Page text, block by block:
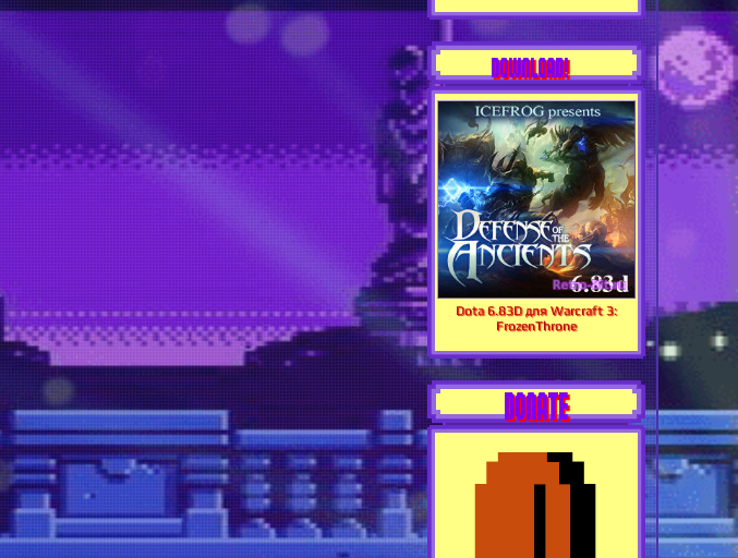
DOWNLOAD!
Dota 6.83D для Warcraft 3:
FrozenThrone
DONATE